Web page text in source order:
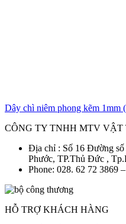
Dây chì niêm phong kẽm 1mm
CÔNG TY TNHH MTV
Địa chỉ : Số 16 Đường
Phước, TP.Thủ Đức ,
Phone: 028. 62 72 3869
HỖ TRỢ KHÁCH HÀNG